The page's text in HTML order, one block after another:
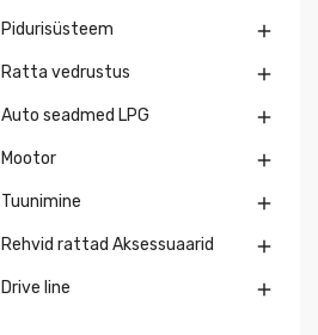
Pidurisüsteem 
Ratta vedrustus 
Auto seadmed LPG 
Mootor 
Tuunimine 
Rehvid rattad Aksessuaarid 
Drive line 